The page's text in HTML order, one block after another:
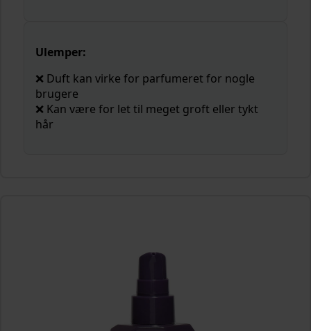
Ulemper:
❌ Duft kan virke for parfumeret for nogle
brugere
❌ Kan være for let til meget groft eller tykt
hår